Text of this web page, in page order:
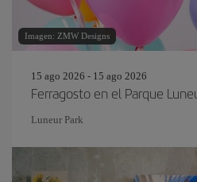
Imagen: ZMW Designs
15 ago 2026 - 15 ago 2026
Ferragosto en el Parque
Luneur Park